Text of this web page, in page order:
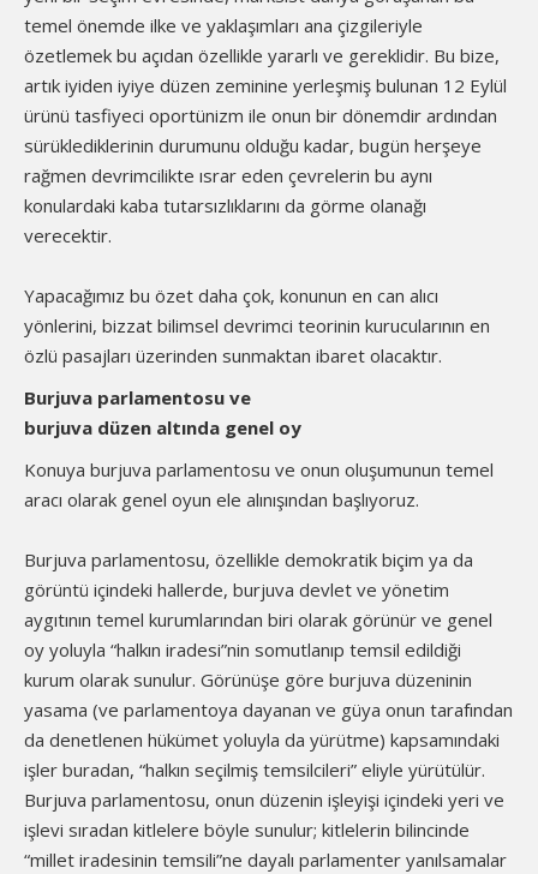
temel önemde ilke ve yaklaşımları ana çizgileriyle
özetlemek bu açıdan özellikle yararlı ve gereklidir. Bu bize,
artık iyiden iyiye düzen zeminine yerleşmiş bulunan 12 Eylül
ürünü tasfiyeci oportünizm ile onun bir dönemdir ardından
sürüklediklerinin durumunu olduğu kadar, bugün herşeye
rağmen devrimcilikte ısrar eden çevrelerin bu aynı
konulardaki kaba tutarsızlıklarını da görme olanağı
verecektir.
Yapacağımız bu özet daha çok, konunun en can alıcı
yönlerini, bizzat bilimsel devrimci teorinin kurucularının en
özlü pasajları üzerinden sunmaktan ibaret olacaktır.
Burjuva parlamentosu ve
burjuva düzen altında genel oy
Konuya burjuva parlamentosu ve onun oluşumunun temel
aracı olarak genel oyun ele alınışından başlıyoruz.
Burjuva parlamentosu, özellikle demokratik biçim ya da
görüntü içindeki hallerde, burjuva devlet ve yönetim
aygıtının temel kurumlarından biri olarak görünür ve genel
oy yoluyla “halkın iradesi”nin somutlanıp temsil edildiği
kurum olarak sunulur. Görünüşe göre burjuva düzeninin
yasama (ve parlamentoya dayanan ve güya onun tarafından
da denetlenen hükümet yoluyla da yürütme) kapsamındaki
işler buradan, “halkın seçilmiş temsilcileri” eliyle yürütülür.
Burjuva parlamentosu, onun düzenin işleyişi içindeki yeri ve
işlevi sıradan kitlelere böyle sunulur; kitlelerin bilincinde
“millet iradesinin temsili”ne dayalı parlamenter yanılsamalar